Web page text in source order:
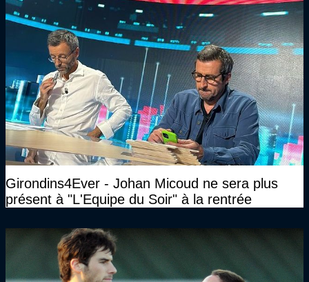
Girondins4Ever - Johan Micoud ne sera plus
présent à "L'Equipe du Soir" à la rentrée